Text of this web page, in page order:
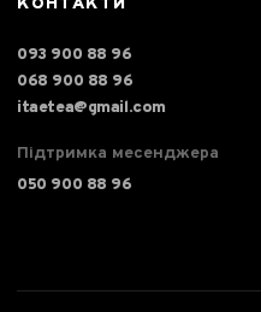
093 900 88 96
068 900 88 96
itaetea@gmail.com
Підтримка месенджера
050 900 88 96